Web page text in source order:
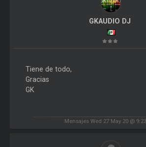
GKAUDIO DJ
Tiene de todo,
Gracias
GK
Mensajes Wed 27 May 20 @